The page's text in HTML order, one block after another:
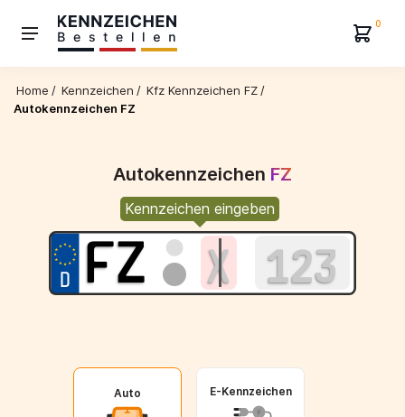
0
Home / Kennzeichen / Kfz Kennzeichen FZ /
Autokennzeichen FZ
Autokennzeichen FZ
Kennzeichen eingeben
Auto E-Kennzeichen